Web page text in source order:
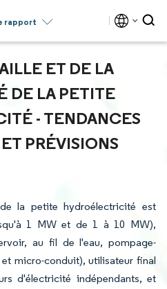
rapport
ET DE LA
DE LA PETITE
- TENDANCES
PRÉVISIONS
la petite hydroélectricité est
1 MW et de 1 à 10 MW),
au fil de l'eau, pompage-
micro-conduit), utilisateur final
d'électricité indépendants, et